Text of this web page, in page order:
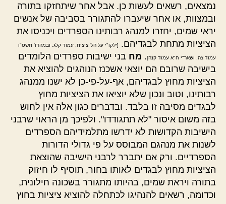
נמצאים, רשאים לעשות כן. אבל אחר שיתחזקו בתורה
ובמצוות, או אחר שיעברו להתגורר בסביבה של אנשים
יראי שמים, יחזרו למנהג רבותינו הספרדים ויכניסו את
הציציות מתחת לבגדיהם.
[ילקו"י על הל' ציצית, עמוד קלג. ובמהדו' תשס"ו
עמוד צה. ושאר"י ח"א עמוד קנה]. מח בני ישיבות ספרדים הלומדים
בישיבה שרובם הם יוצאי אשכנז הנוהגים להוציא את
הציציות מחוץ לבגדיהם, אף-על-פי-כן לא ישנו ממנהג
רבותינו, וטוב ונכון שלא יוציאו את הציציות מחוץ
לבגדים מסיבה זו בלבד. ובדברים כגון אלה אין לחוש
בזה משום איסור "לא תתגודדו". ולפיכך מן הראוי שרבני
הישיבות הקדושות לא ידרשו מתלמידיהם הספרדים
לשנות את מנהגם המבוסס על פי גדולי הדורות
הספרדיים. ורק אם יתברר לרבני הישיבה שהוצאת
הציציות מחוץ לבגדים לאותו בחור, תוסיף לו חיזוק
בתורה ויראת שמים, בהיותו מתגורר בשכונה חילונית,
וכדומה, רשאים להנהיגו לכתחלה להוציא ציציות בחוץ